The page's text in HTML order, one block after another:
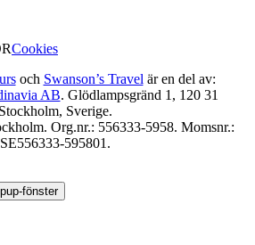
Cookies
och Swanson’s Travel är en del av:
AB. Glödlampsgränd 1, 120 31
Stockholm, Sverige.
Org.nr.: 556333-5958. Momsnr.:
SE556333-595801.
fönster